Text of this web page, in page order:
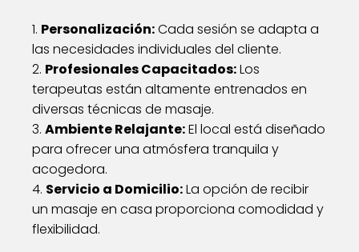
1. Personalización:Cada sesión se adapta a
las necesidades individuales del cliente.
2. Profesionales Capacitados:Los
terapeutas están altamente entrenados en
diversas técnicas de masaje.
3. Ambiente Relajante:El local está diseñado
para ofrecer una atmósfera tranquila y
acogedora.
4. Servicio a Domicilio:La opción de recibir
un masaje en casa proporciona comodidad y
flexibilidad.